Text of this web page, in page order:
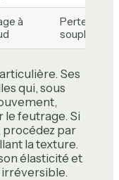
à
Perte de
souplesse
Ses
qui, sous
le feutrage. Si
procédez par
la texture.
élasticité et